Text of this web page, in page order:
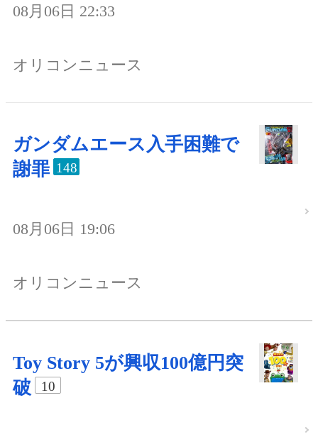
08月06日 22:33
オリコンニュース
ガンダムエース入手困難で
謝罪 148
08月06日 19:06
オリコンニュース
Toy Story 5が興収100億円突
破
10